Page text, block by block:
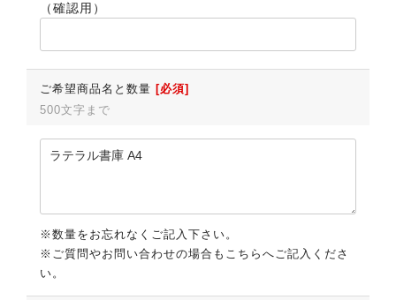
（確認用）
ご希望商品名と数量 [必須]
500文字まで
※数量をお忘れなくご記入下さい。
※ご質問やお問い合わせの場合もこちらへご記入くださ
い。